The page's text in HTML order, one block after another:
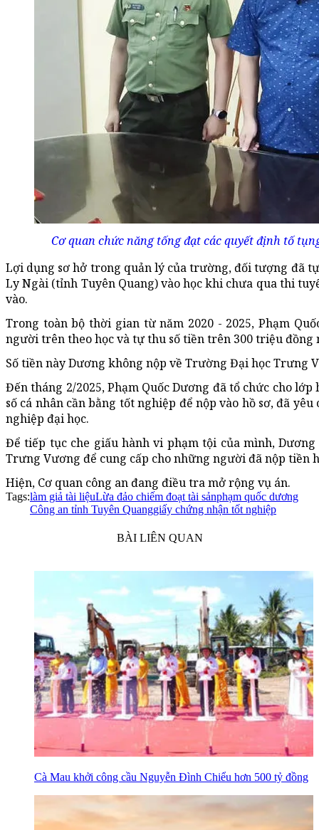
Cơ quan chức năng tống đạt các quyết định tố
Lợi dụng sơ hở trong quản lý của trường, đối tượng đã
Ly Ngài (tỉnh Tuyên Quang) vào học khi chưa qua thi
vào.
Trong toàn bộ thời gian từ năm 2020 - 2025, Phạm
người trên theo học và tự thu số tiền trên 300 triệu
Số tiền này Dương không nộp về Trường Đại học Trưng
Đến tháng 2/2025, Phạm Quốc Dương đã tổ chức cho
số cá nhân cần bằng tốt nghiệp để nộp vào hồ sơ, đã
nghiệp đại học.
Để tiếp tục che giấu hành vi phạm tội của mình,
Trưng Vương để cung cấp cho những người đã nộp tiền
Hiện, Cơ quan công an đang điều tra mở rộng vụ án.
Tags:làm giả tài liệuLừa đảo chiếm đoạt tài sảnphạm quốc dương
Công an tỉnh Tuyên Quanggiấy chứng nhận tốt nghiệp
BÀI LIÊN QUAN
Cà Mau khởi công cầu Nguyễn Đình Chiểu hơn 500 tỷ đồng